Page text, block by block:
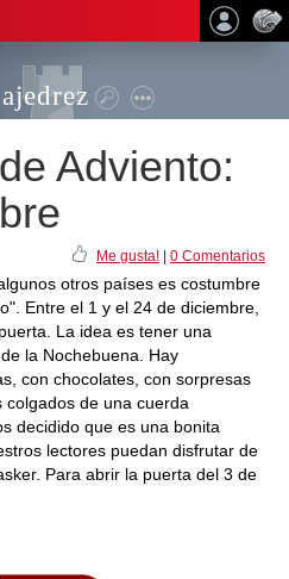
Adviento:
Me gusta! 0 Comentarios
otros países es costumbre
Entre el 1 y el 24 de diciembre,
La idea es tener una
la Nochebuena. Hay
con chocolates, con sorpresas
de una cuerda
decidido que es una bonita
lectores puedan disfrutar de
Para abrir la puerta del 3 de